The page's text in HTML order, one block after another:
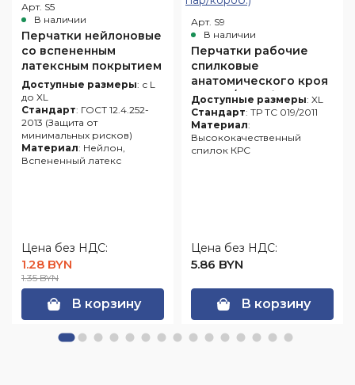
Арт. S5
В наличии
Перчатки нейлоновые
со вспененным
латексным покрытием
Доступные размеры: с L
до XL
Стандарт: ГОСТ 12.4.252-
2013 (Защита от
минимальных рисков)
Материал: Нейлон,
Вспененный латекс
Цена без НДС:
1.28 BYN
1.35 BYN
В корзину
Арт. S9
В наличии
Перчатки рабочие
спилковые
анатомического кроя
(12 пар/короб.)
Доступные размеры: XL
Стандарт: ТР ТС 019/2011
Материал:
Высококачественный
спилок КРС
Цена без НДС:
5.86 BYN
В корзину